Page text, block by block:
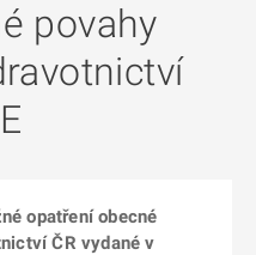
povahy
opatření obecné
ČR vydané v